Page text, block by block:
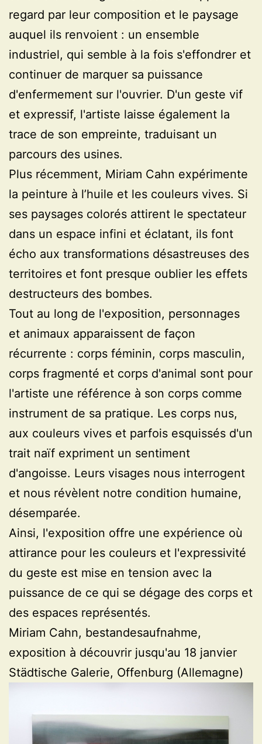
regard par leur composition et le paysage
auquel ils renvoient : un ensemble
industriel, qui semble à la fois s'effondrer et
continuer de marquer sa puissance
d'enfermement sur l'ouvrier. D'un geste vif
et expressif, l'artiste laisse également la
trace de son empreinte, traduisant un
parcours des usines.
Plus récemment, Miriam Cahn expérimente
la peinture à l’huile et les couleurs vives. Si
ses paysages colorés attirent le spectateur
dans un espace infini et éclatant, ils font
écho aux transformations désastreuses des
territoires et font presque oublier les effets
destructeurs des bombes.
Tout au long de l'exposition, personnages
et animaux apparaissent de façon
récurrente : corps féminin, corps masculin,
corps fragmenté et corps d'animal sont pour
l'artiste une référence à son corps comme
instrument de sa pratique. Les corps nus,
aux couleurs vives et parfois esquissés d'un
trait naïf expriment un sentiment
d'angoisse. Leurs visages nous interrogent
et nous révèlent notre condition humaine,
désemparée.
Ainsi, l'exposition offre une expérience où
attirance pour les couleurs et l'expressivité
du geste est mise en tension avec la
puissance de ce qui se dégage des corps et
des espaces représentés.
Miriam Cahn, bestandesaufnahme,
exposition à découvrir jusqu'au 18 janvier
Städtische Galerie, Offenburg (Allemagne)